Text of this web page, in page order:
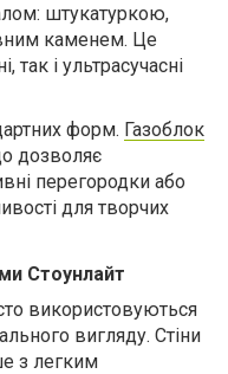
штукатуркою,
каменем. Це
так і ультрасучасні
форм. Газоблок
дозволяє
перегородки або
для творчих
Стоунлайт
використовуються
вигляду. Стіни
з легким